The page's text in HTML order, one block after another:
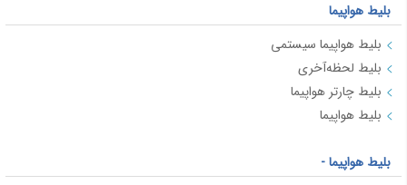
بلیط هواپیما
بلیط هواپیما سیستمی
بلیط لحظه‌آخری
بلیط چارتر هواپیما
بلیط هواپیما
بلیط هواپیما -